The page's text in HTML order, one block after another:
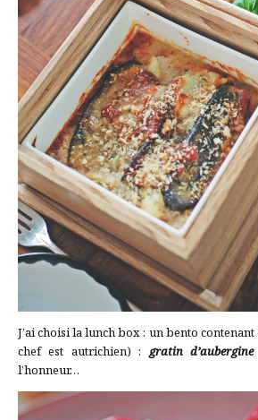
J’ai choisi la lunch box : un bento
chef est autrichien) : gratin
l’honneur…